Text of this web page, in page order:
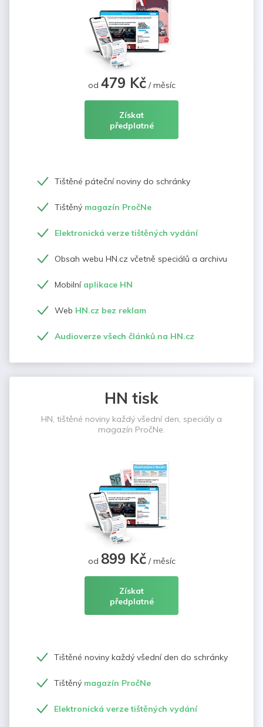
od 479 Kč/ měsíc
Získat
předplatné
Tištěné páteční noviny do schránky
Tištěný magazín PročNe
Elektronická verze tištěných vydání
Obsah webu HN.cz včetně speciálů a archivu
Mobilní aplikace HN
Web HN.cz bez reklam
Audioverze všech článků na HN.cz
HN tisk
HN, tištěné noviny každý všední den, speciály a
magazín PročNe.
od 899 Kč/ měsíc
Získat
předplatné
Tištěné noviny každý všední den do schránky
Tištěný magazín PročNe
Elektronická verze tištěných vydání